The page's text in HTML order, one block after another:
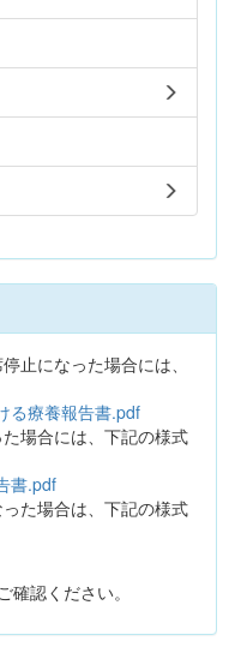
止になった場合には、
る療養報告書.pdf
場合には、下記の様式
書.pdf
た場合は、下記の様式
確認ください。